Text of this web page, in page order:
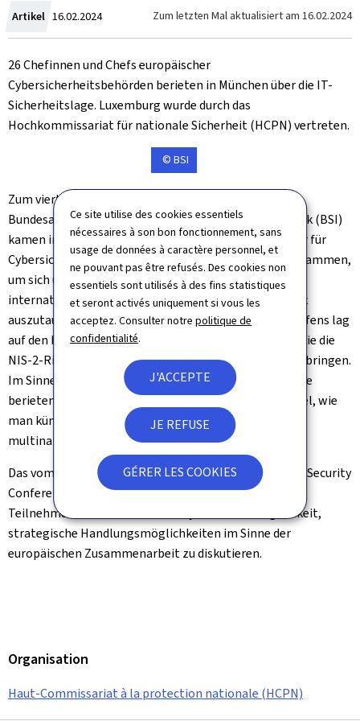
Ce site utilise des cookies essentiels
nécessaires à son bon fonctionnement, sans
usage de données à caractère personnel, et
ne pouvant pas être refusés. Des cookies non
essentiels sont utilisés à des fins statistiques
et seront activés uniquement si vous les
acceptez. Consulter notrepolitique de
confidentialité.
J'ACCEPTE
JE REFUSE
GÉRER LES COOKIES
Artikel Crée
le
16.02.2024 Zum letzten Mal aktualisiert am 16.02.2024
26 Chefinnen und Chefs europäischer
Cybersicherheitsbehörden berieten in München über die IT-
Sicherheitslage. Luxemburg wurde durch das
Hochkommissariat für nationale Sicherheit (HCPN) vertreten.
© BSI
Zum vierten
Bundesamtes für Sicherheit in der Informationstechnik (BSI)
kamen insgesamt 26 Direktorinnen und Direktoren der für
Cybersicherheit zuständigen Behörden aus Europa zusammen,
um sich über aktuelle nationale, europäische und
internationale Herausforderungen der Cybersicherheit
auszutauschen. Der Schwerpunkt des diesjährigen Treffens lag
auf den Herausforderungen, die neue EU-Rechtsakte wie die
NIS-2-Richtlinie in Bezug auf Cybersicherheit mit sich bringen.
Im Sinne einer europaweit kohärenten Vorgehensweise
berieten die Direktorinnen und Direktoren zum Beispiel, wie
man künftig gemeinsam IT-Sicherheitsvorfällen bei
multinationalen Unternehmen begegnen möchte.
Das vom BSI in Zusammenarbeit mit derMunich Cyber Security
Conference
organisierte Direktorentreffen bietet den
Teilnehmenden seit 2020 einmal jährlich die Möglichkeit,
strategische Handlungsmöglichkeiten im Sinne der
europäischen Zusammenarbeit zu diskutieren.
Organisation
Haut-Commissariat à la protection nationale (HCPN)